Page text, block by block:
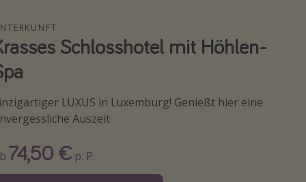
Schlosshotel mit Höhlen-
LUXUS in Luxemburg! Genießt hier eine
Auszeit
74,50 € p. P.